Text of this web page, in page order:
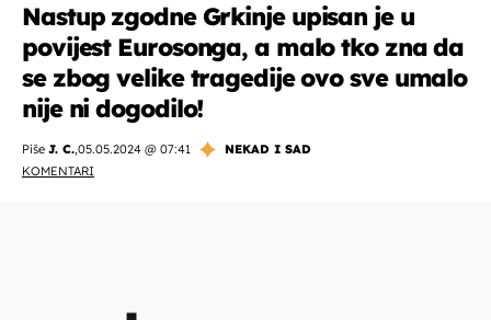
Nastup zgodne Grkinje upisan je u
povijest Eurosonga, a malo tko zna da
se zbog velike tragedije ovo sve umalo
nije ni dogodilo!
Piše J. C.,05.05.2024 @ 07:41
NEKAD I SAD
KOMENTARI